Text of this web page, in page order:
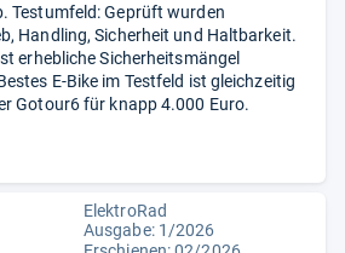
Testumfeld: Geprüft wurden
Handling, Sicherheit und Haltbarkeit.
erhebliche Sicherheitsmängel
E-Bike im Testfeld ist gleichzeitig
Gotour6 für knapp 4.000 Euro.
ElektroRad
Ausgabe: 1/2026